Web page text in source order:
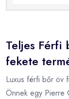
Teljes Férfi
fekete
Luxus férfi bőr öv
Önnek egy Pierre